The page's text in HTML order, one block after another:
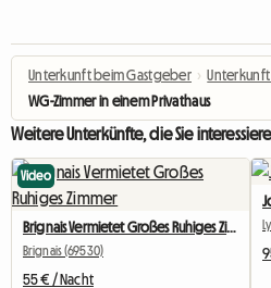
Unterkunft beim Gastgeber ›
WG-Zimmer in einem Privathaus
Weitere Unterkünfte, die Sie
Video
Brignais Vermietet Großes Ruhiges Zimmer
Brignais (69530)
55 € / Nacht